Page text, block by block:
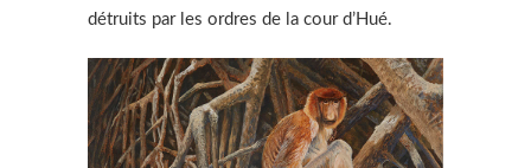
détruits par les ordres de la cour d’Hué.